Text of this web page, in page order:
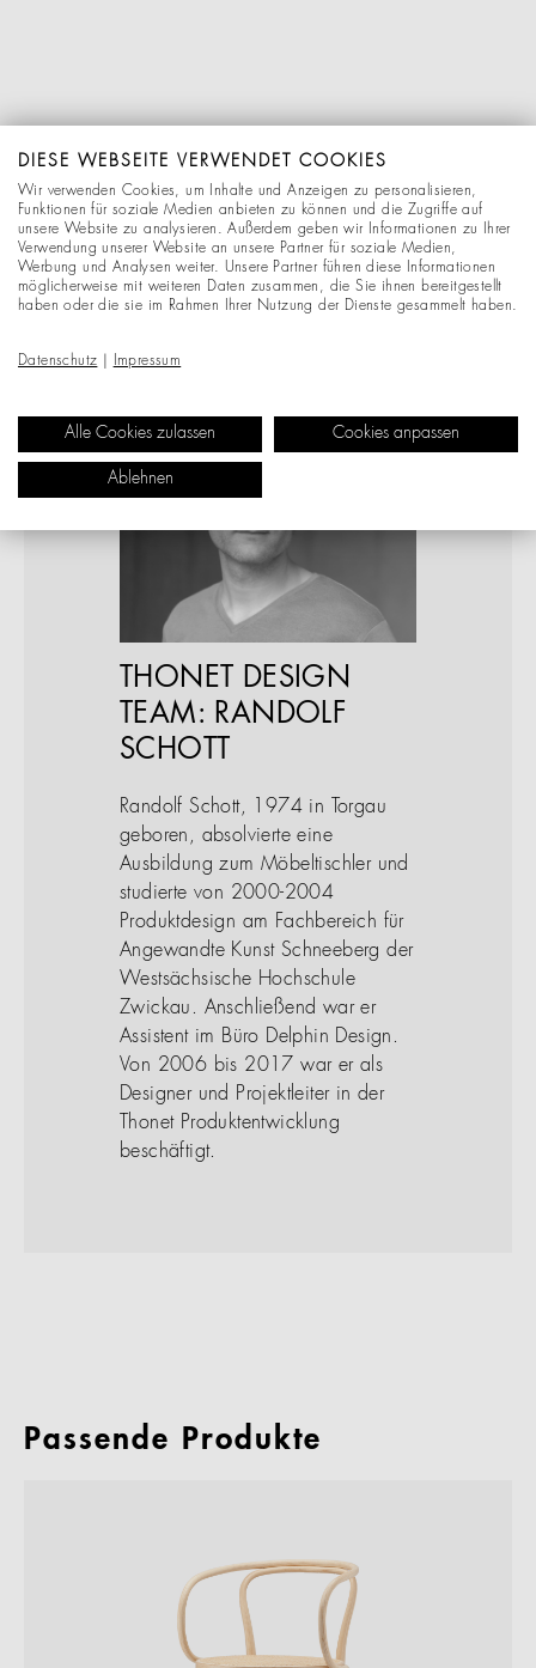
THONET DESIGN
TEAM: RANDOLF
SCHOTT
Randolf Schott, 1974 in Torgau
geboren, absolvierte eine
Ausbildung zum Möbeltischler und
studierte von 2000-2004
Produktdesign am Fachbereich für
Angewandte Kunst Schneeberg der
Westsächsische Hochschule
Zwickau. Anschließend war er
Assistent im Büro Delphin Design.
Von 2006 bis 2017 war er als
Designer und Projektleiter in der
Thonet Produktentwicklung
beschäftigt.
Passende Produkte
DIESE WEBSEITE VERWENDET COOKIES
Wir verwenden Cookies, um Inhalte und Anzeigen zu personalisieren,
Funktionen für soziale Medien anbieten zu können und die Zugriffe auf
unsere Website zu analysieren. Außerdem geben wir Informationen zu Ihrer
Verwendung unserer Website an unsere Partner für soziale Medien,
Werbung und Analysen weiter. Unsere Partner führen diese Informationen
möglicherweise mit weiteren Daten zusammen, die Sie ihnen bereitgestellt
haben oder die sie im Rahmen Ihrer Nutzung der Dienste gesammelt haben.
Datenschutz Impressum
Alle Cookies zulassen Cookies anpassen
Ablehnen